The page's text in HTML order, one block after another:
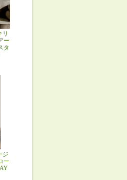
リ
ー
タ
ジ
ー